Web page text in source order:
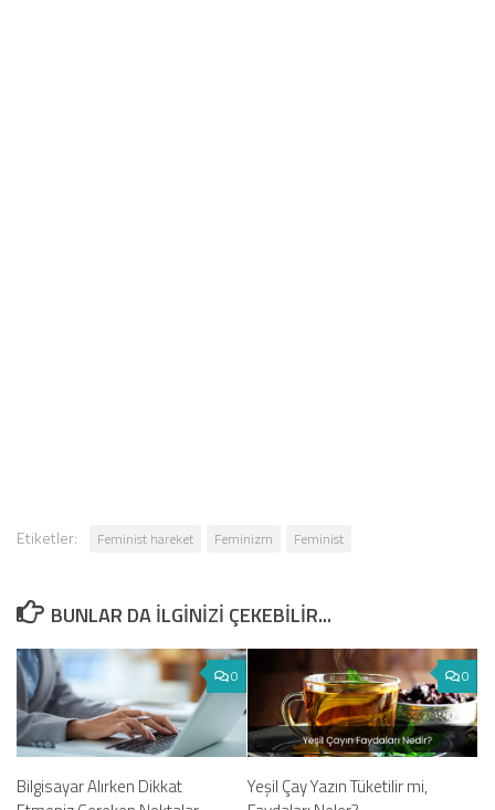
Etiketler: Feminist hareket Feminizm Feminist
BUNLAR DA ILGINIZI ÇEKEBILIR...
0
Bilgisayar Alırken Dikkat
0
Yeşil Çay Yazın Tüketilir mi,